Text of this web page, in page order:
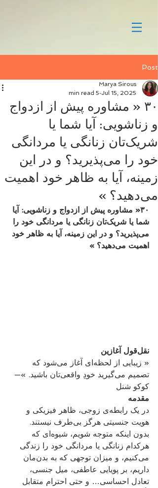
Post
۳۰ « مشاوره پیش از ازدواج
و زناشویی: آیا شما یا
شریک‌تان زنانگی یا مردانگی
خود را می‌پذیرید؟ و در این
زمینه، آیا به ظاهر خود اهمیت
می‌دهید؟ »
Marya Sirous
Jul 15, 2025
5 min read
۳۰« مشاوره پیش از ازدواج و زناشویی: آیا
شما یا شریک‌تان زنانگی یا مردانگی خود را
می‌پذیرید؟ و در این زمینه، آیا به ظاهر خود
اهمیت می‌دهید؟ »
نقل‌قول آغازین
« زیبایی از لحظه‌ای آغاز می‌شود که
تصمیم می‌گیرید خودِ واقعی‌تان باشید. »—
کوکو شنل
مقدمه
در یک رابطه‌ی زوجی، ظاهر فیزیکی و
هویت جنسیتی هرگز بی‌طرف نیستند.
بدون اینکه متوجه شویم، شیوه‌ای که
هرکدام زنانگی یا مردانگی خود را زندگی
می‌کنیم، و میزان توجهی که به بدن‌مان
داریم، بر پویایی عاطفی، میل جنسی،
تعادل احساسی… و حتی احترام متقابل